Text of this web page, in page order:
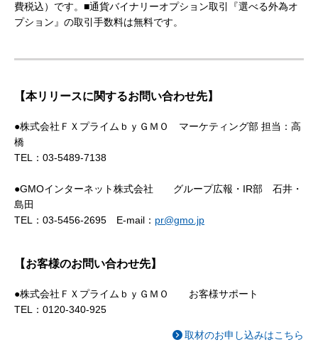
費税込）です。■通貨バイナリーオプション取引『選べる外為オ
プション』の取引手数料は無料です。
【本リリースに関するお問い合わせ先】
●株式会社ＦＸプライムｂｙＧＭＯ マーケティング部 担当：高
橋
TEL：03-5489-7138
●GMOインターネット株式会社 グループ広報・IR部 石井・
島田
TEL：03-5456-2695 E-mail： pr@gmo.jp
【お客様のお問い合わせ先】
●株式会社ＦＸプライムｂｙＧＭＯ お客様サポート
TEL：0120-340-925
取材のお申し込みはこちら